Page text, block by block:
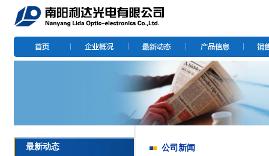
最新动态 公司新闻